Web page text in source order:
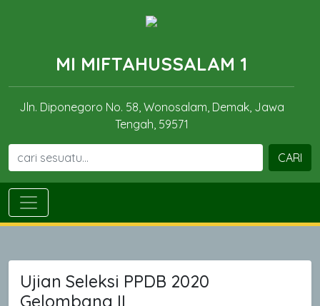
MI MIFTAHUSSALAM 1
Jln. Diponegoro No. 58, Wonosalam, Demak, Jawa
Tengah, 59571
CARI
Ujian Seleksi PPDB 2020
Gelombang II